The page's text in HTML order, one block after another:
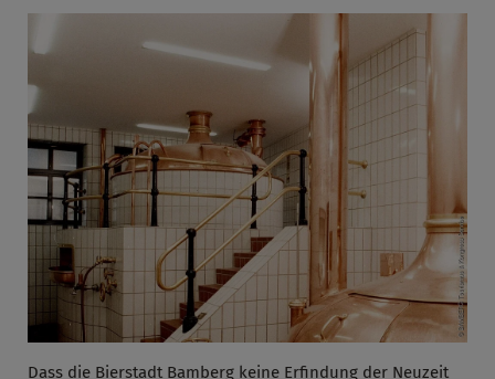
Dass die Bierstadt Bamberg keine Erfindung der Neuzeit